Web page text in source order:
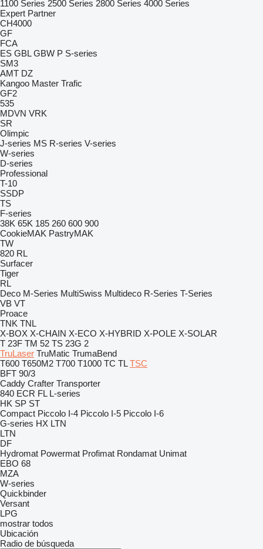
1100 Series 2500 Series 2800 Series 4000 Series
Expert Partner
CH4000
GF
FCA
ES GBL GBW P S-series
SM3
AMT DZ
Kangoo Master Trafic
GF2
535
MDVN VRK
SR
Olimpic
J-series MS R-series V-series
W-series
D-series
Professional
T-10
SSDP
TS
F-series
38K 65K 185 260 600 900
CookieMAK PastryMAK
TW
820 RL
Surfacer
Tiger
RL
Deco M-Series MultiSwiss Multideco R-Series T-Series
VB VT
Proace
TNK TNL
X-BOX X-CHAIN X-ECO X-HYBRID X-POLE X-SOLAR
T 23F TM 52 TS 23G 2
TruLaser TruMatic TrumaBend
T600 T650M2 T700 T1000 TC TL TSC
BFT 90/3
Caddy Crafter Transporter
840 ECR FL L-series
HK SP ST
Compact Piccolo I-4 Piccolo I-5 Piccolo I-6
G-series HX LTN
LTN
DF
Hydromat Powermat Profimat Rondamat Unimat
EBO 68
MZA
W-series
Quickbinder
Versant
LPG
mostrar todos
Ubicación
Radio de búsqueda